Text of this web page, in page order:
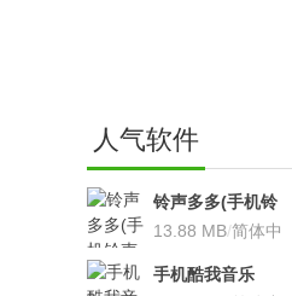
人气软件
铃声多多(手机铃
声软件)v8.7.66 安
13.88 MB/简体中
手机酷我音乐